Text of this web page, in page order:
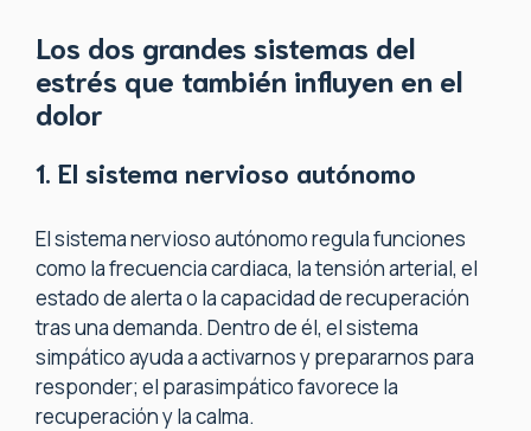
Los dos grandes sistemas del
estrés que también influyen en el
dolor
1. El sistema nervioso autónomo
El sistema nervioso autónomo regula funciones
como la frecuencia cardiaca, la tensión arterial, el
estado de alerta o la capacidad de recuperación
tras una demanda. Dentro de él, el sistema
simpático ayuda a activarnos y prepararnos para
responder; el parasimpático favorece la
recuperación y la calma.